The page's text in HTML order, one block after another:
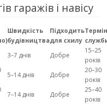
гаражів і навісу
Швидкість
будівництва
Підходить
для схилу
Термін
3–7 днів Добре
15–25
років
5–14 днів Добре
20–30
років
7–14 днів Добре
25–40
років